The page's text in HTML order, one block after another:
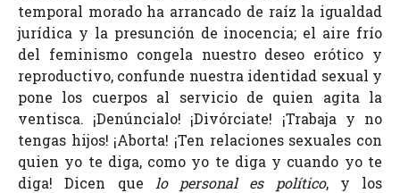
temporal morado ha arrancado de raíz la igualdad
jurídica y la presunción de inocencia; el aire frío
del feminismo congela nuestro deseo erótico y
reproductivo, confunde nuestra identidad sexual y
pone los cuerpos al servicio de quien agita la
ventisca. ¡Denúncialo! ¡Divórciate! ¡Trabaja y no
tengas hijos! ¡Aborta! ¡Ten relaciones sexuales con
quien yo te diga, como yo te diga y cuando yo te
diga! Dicen que lo personal es político, y los